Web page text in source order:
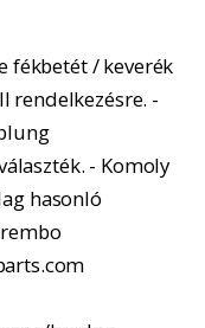
fékbetét / keverék
rendelkezésre. -
- Komoly
hasonló